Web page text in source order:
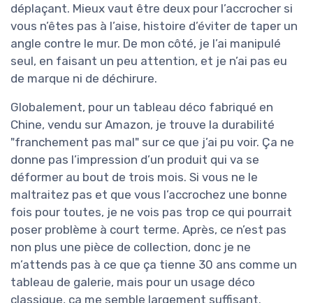
déplaçant. Mieux vaut être deux pour l’accrocher si
vous n’êtes pas à l’aise, histoire d’éviter de taper un
angle contre le mur. De mon côté, je l’ai manipulé
seul, en faisant un peu attention, et je n’ai pas eu
de marque ni de déchirure.
Globalement, pour un tableau déco fabriqué en
Chine, vendu sur Amazon, je trouve la durabilité
"franchement pas mal" sur ce que j’ai pu voir. Ça ne
donne pas l’impression d’un produit qui va se
déformer au bout de trois mois. Si vous ne le
maltraitez pas et que vous l’accrochez une bonne
fois pour toutes, je ne vois pas trop ce qui pourrait
poser problème à court terme. Après, ce n’est pas
non plus une pièce de collection, donc je ne
m’attends pas à ce que ça tienne 30 ans comme un
tableau de galerie, mais pour un usage déco
classique, ça me semble largement suffisant.